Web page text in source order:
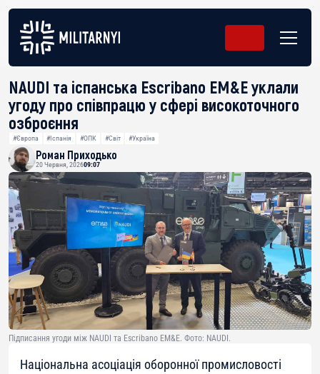
NAUDI та іспанська Escribano EM&E уклали
угоду про співпрацю у сфері високоточного
озброєння
#Європа #Іспанія #ОПК #Світ #Україна
Роман Приходько
20 Червня, 202609:07
Підписання угоди між NAUDI та Escribano EM&E. Фото: NAUDI.
Національна асоціація оборонної промисловості